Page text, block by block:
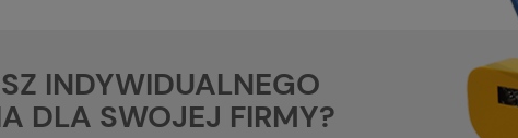
INDYWIDUALNEGO
DLA SWOJEJ FIRMY?